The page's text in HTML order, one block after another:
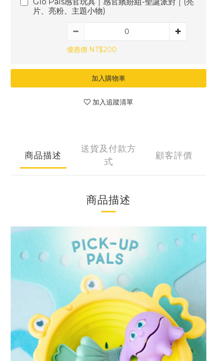
片、亮粉、主題小物)
優惠價 NT$200
加入購物車
加入追蹤清單
商品描述
送貨及付款方
式
顧客評價
商品描述